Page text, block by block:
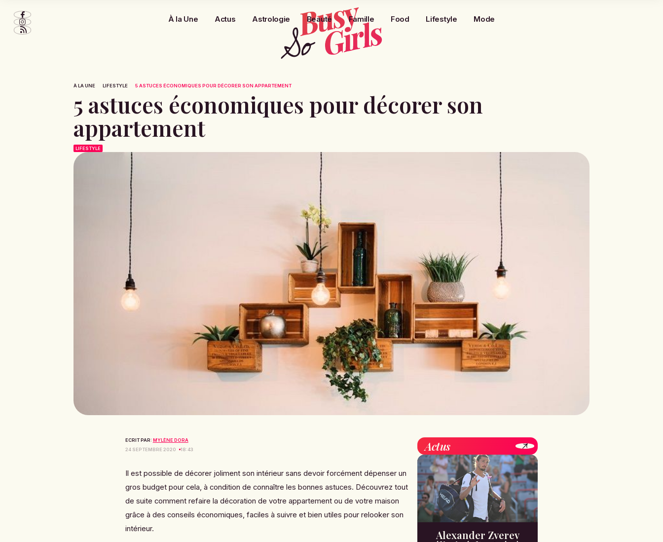
À la Une Actus Astrologie Beauté Famille Food Lifestyle Mode
À LA UNE LIFESTYLE 5 ASTUCES ÉCONOMIQUES POUR DÉCORER SON APPARTEMENT
5 astuces économiques pour décorer son
appartement
LIFESTYLE
ECRIT PAR: MYLÈNE DORA
24 SEPTEMBRE 2020
18:43
Il est possible de décorer joliment son intérieur sans devoir forcément dépenser un
gros budget pour cela, à condition de connaître les bonnes astuces. Découvrez tout
de suite comment refaire la décoration de votre appartement ou de votre maison
grâce à des conseils économiques, faciles à suivre et bien utiles pour relooker son
intérieur.
Actus
Alexander Zverev